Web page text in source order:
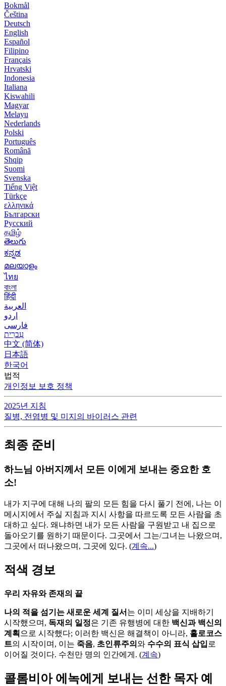
Bokmål
Čeština
Deutsch
English
Español
Filipino
Français
Hrvatski
Indonesia
Italiana
Kiswahili
Magyar
Melayu
Nederlands
Polski
Português
Română
Shqip
Suomi
Svenska
Tiếng Việt
Türkçe
ελληνικά
Български
Русский
தமிழ்
తెలుగు
ಕನ್ನಡ
മലയാളം
ไทย
বাংলা
हिंदी
العربية
اردو
فارسی
עִברִית
中文 (简体)
日本語
한국어
법적
개인정보 보호 정책
2025년 지침
질병, 전염병 및 미지의 바이러스 관련
최종 준비
하느님 아버지께서 모든 이에게 보내는 중요한 호
소!
내가 지구에 대해 나의 팔의 모든 힘을 다시 풀기 전에, 나는 이
메시지에서 주실 지침과 지시 사항을 따르도록 모든 사람을 초
대하고 싶다. 왜냐하면 내가 모든 사람을 구원받고 내 집으로
돌아오기를 원하기 때문이다. 그곳에서 그는/그녀는 나왔으며,
그곳에서 떠나왔으며, 그곳에 있다. (계속...)
적색 경보
우리 자유와 존재의 끝
나의 적을 섬기는 새로운 세계 질서 는 이미 세상을 지배하기
시작했으며, 독재의 일정은 기존 유행병에 대한 백신과 백신의
계획 으로 시작했다; 이러한 백신은 해결책이 아니라, 홀로코스
트의 시작이며, 이는 죽음, 초인류주의 와 수수의 표식 삽입 로
이어질 것이다. 수천만 명의 인간에게. (계속)
콜롬비아 에녹에게 보내는 선한 목자 예